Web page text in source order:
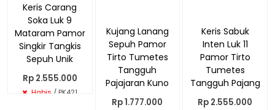
Keris Carang
Soka Luk 9
Mataram Pamor
Singkir Tangkis
Sepuh Unik
Rp 2.555.000
Habis / PK421
Tirto Tumetes
Tangguh
Pajajaran Kuno
Rp 1.777.000
Keris Sabuk
Inten Luk 11
Pamor Tirto
Tumetes
Tangguh Pajang
Rp 2.555.000